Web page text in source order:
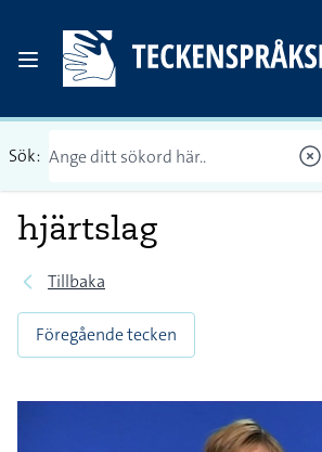
Sök:
hjärtslag
Tillbaka
Föregående tecken